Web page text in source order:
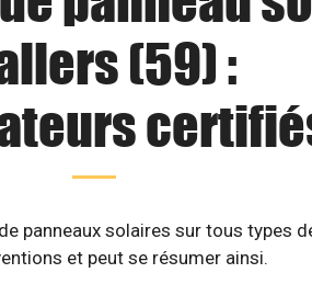
(59) :
panneaux solaires sur tous types
et peut se résumer ainsi.